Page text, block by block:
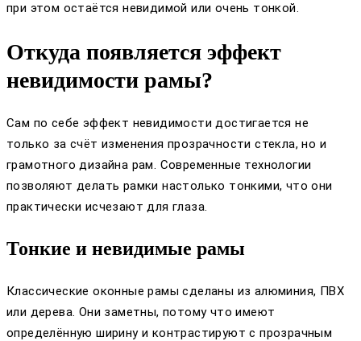
при этом остаётся невидимой или очень тонкой.
Откуда появляется эффект
невидимости рамы?
Сам по себе эффект невидимости достигается не
только за счёт изменения прозрачности стекла, но и
грамотного дизайна рам. Современные технологии
позволяют делать рамки настолько тонкими, что они
практически исчезают для глаза.
Тонкие и невидимые рамы
Классические оконные рамы сделаны из алюминия, ПВХ
или дерева. Они заметны, потому что имеют
определённую ширину и контрастируют с прозрачным